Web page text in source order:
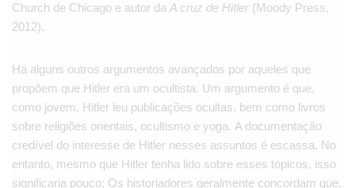
Church de Chicago e autor da A cruz de Hitler (Moody Press,
2012).
Há alguns outros argumentos avançados por aqueles que
propõem que Hitler era um ocultista. Um argumento é que,
como jovem, Hitler leu publicações ocultas, bem como livros
sobre religiões orientais, ocultismo e yoga. A documentação
credível do interesse de Hitler nesses assuntos é escassa. No
entanto, mesmo que Hitler tenha lido sobre esses tópicos, isso
significaria pouco; Os historiadores geralmente concordam que,